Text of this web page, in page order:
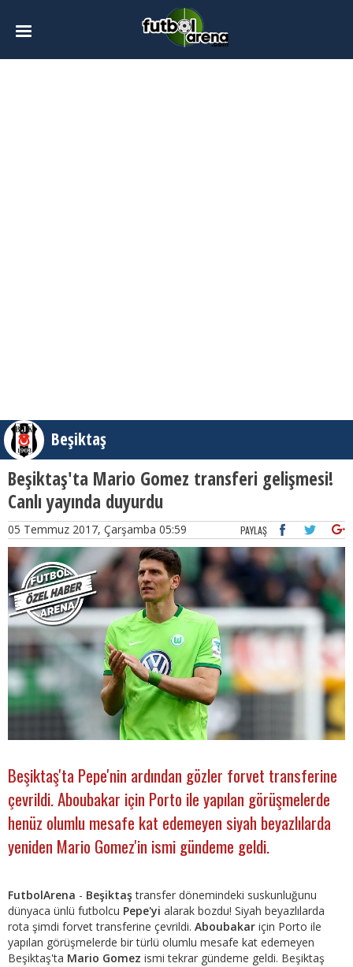
Beşiktaş
Beşiktaş'ta Mario Gomez transferi gelişmesi!
Canlı yayında duyurdu
05 Temmuz 2017, Çarşamba 05:59 PAYLAŞ
Beşiktaş'ta Pepe'nin ardından gözler forvet transferine
çevrildi. Aboubakar için Porto ile yapılan görüşmelerde
henüz olumlu mesafe kat edemeyen siyah beyazlılarda
yeniden Mario Gomez'in ismi gündeme geldi.
FutbolArena - Beşiktaştransfer dönemindeki suskunluğunu
dünyaca ünlü futbolcu Pepe'yi alarak bozdu! Siyah beyazlılarda
rota şimdi forvet transferine çevrildi. Aboubakar için Porto ile
yapılan görüşmelerde bir türlü olumlu mesafe kat edemeyen
Beşiktaş'ta Mario Gomez ismi tekrar gündeme geldi. Beşiktaş